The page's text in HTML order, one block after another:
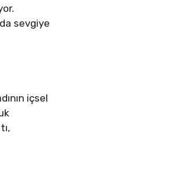
sevgiye
içsel